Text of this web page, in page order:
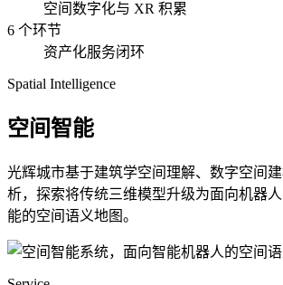
空间数字化与 XR 积累
6 个环节
资产化服务闭环
Spatial Intelligence
空间智能
光辉城市基于建筑学空间理解、数字空间
析，探索将传统三维模型升级为面向机器
能的空间语义地图。